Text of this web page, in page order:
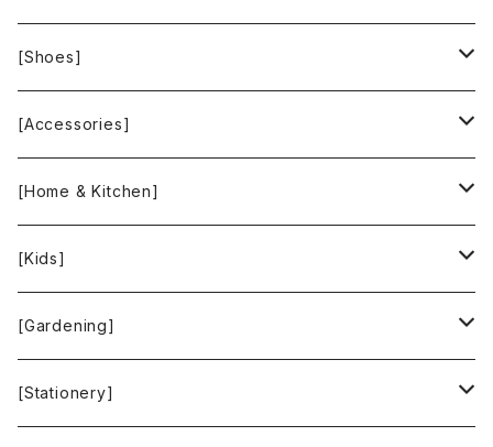
BAGGU
FOOD TEXTILE
INCASE
People Tree
[Shoes]
TOMS
[Accessories]
ALEX AND ANI
Feliz
Green Time
SKY LIMIT
[Home & Kitchen]
Bee Eco Wraps
CLOUDY
Francis+Dale
[Kids]
Mastro Geppetto
[Gardening]
gardens
[Stationery]